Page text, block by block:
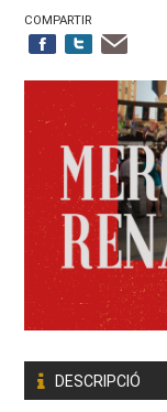
COMPARTIR
DESCRIPCIÓ